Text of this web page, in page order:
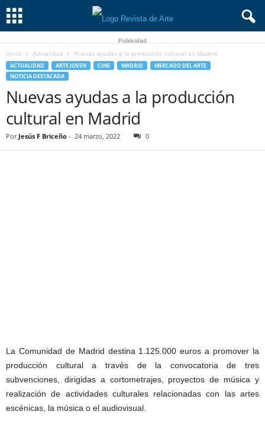
Publicidad
Inicio Actualidad Nuevas ayudas a la producción cultural en Madrid
ACTUALIDAD ARTE JOVEN CINE MADRID
MERCADO DEL ARTE
NOTICIA DESTACADA
Nuevas ayudas a la producción
cultural en Madrid
Por Jesús F Briceño - 24 marzo, 2022 0
La Comunidad de Madrid destina 1.125.000 euros a promover la
producción cultural a través de la convocatoria de tres
subvenciones, dirigidas a cortometrajes, proyectos de música y
realización de actividades culturales relacionadas con las artes
escénicas, la música o el audiovisual.